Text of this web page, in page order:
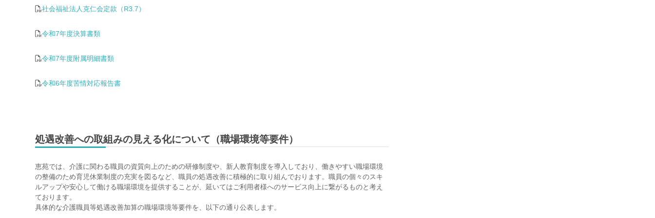
社会福祉法人克仁会定款（R3.7）
令和7年度決算書類
令和7年度附属明細書類
令和6年度苦情対応報告書
処遇改善への取組みの見える化について（職場環境等要件）
恵苑では、介護に関わる職員の資質向上のための研修制度や、新人教育制度を導入しており、働きやすい職場環境
の整備のため育児休業制度の充実を図るなど、職員の処遇改善に積極的に取り組んでおります。職員の個々のスキ
ルアップや安心して働ける職場環境を提供することが、延いてはご利用者様へのサービス向上に繋がるものと考え
ております。
具体的な介護職員等処遇改善加算の職場環境等要件を、以下の通り公表します。